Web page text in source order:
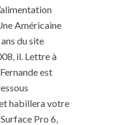
Américaine
du site
il. Lettre à
est
habillera votre
Pro 6,